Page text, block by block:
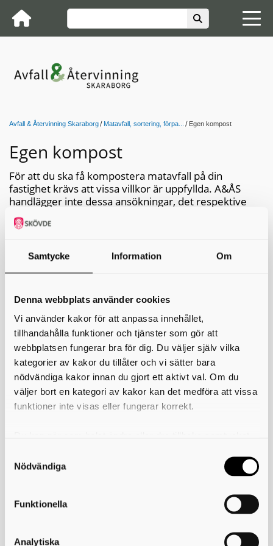
Samtycke Information Om
Denna webbplats använder cookies
Vi använder kakor för att anpassa innehållet,
tillhandahålla funktioner och tjänster som gör att
webbplatsen fungerar bra för dig. Du väljer själv vilka
kategorier av kakor du tillåter och vi sätter bara
nödvändiga kakor innan du gjort ett aktivt val. Om du
väljer bort en kategori av kakor kan det medföra att vissa
funktioner inte visas eller fungerar korrekt.
användning av kakor som du hittar längst ner på sidan
Nödvändiga
Funktionella
Analytiska
Avfall & Återvinning Skaraborg Matavfall, sortering, förpa... Egen kompost
Egen kompost
För att du ska få kompostera matavfall på din
fastighet krävs att vissa villkor är uppfyllda. A&ÅS
handlägger inte dessa ansökningar, det respektive
kommuns miljömyndighet som ska kontaktas.
Krav för att få kompostera matavfall
matavfall
Jag har redan varmkompost, varför får
jag brev om matavfallskärl?
Tömning av restavfallkärlet när du har
kompost
Kostar det att anmäla kompost?
Skriv ut